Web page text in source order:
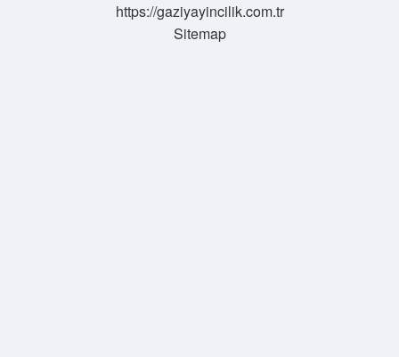
https://gaziyayincilik.com.tr
Sitemap